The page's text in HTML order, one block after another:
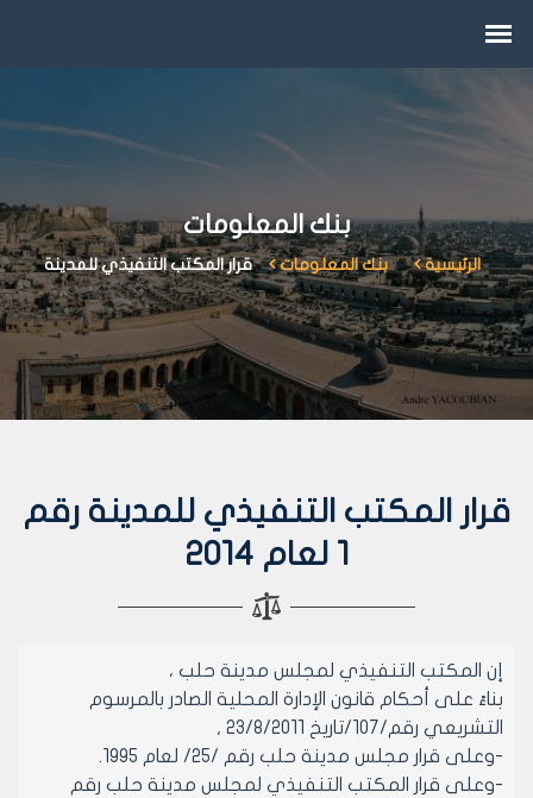
بنك المعلومات
الرئيسية بنك المعلومات قرار المكتب التنفيذي للمدينة
قرار المكتب التنفيذي للمدينة رقم
1 لعام 2014
إن المكتب التنفيذي لمجلس مدينة حلب ،
بناءً على أحكام قانون الإدارة المحلية الصادر بالمرسوم
التشريعي رقم/107/تاريخ 23/8/2011 ,
-وعلى قرار مجلس مدينة حلب رقم /25/ لعام 1995.
-وعلى قرار المكتب التنفيذي لمجلس مدينة حلب رقم